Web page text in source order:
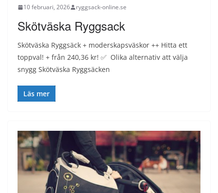
10 februari, 2026 ryggsack-online.se
Skötväska Ryggsack
Skötväska Ryggsäck + moderskapsväskor ++ Hitta ett
toppval! + från 240,36 kr! ✅ Olika alternativ att välja
snygg Skötväska Ryggsäcken
Läs mer